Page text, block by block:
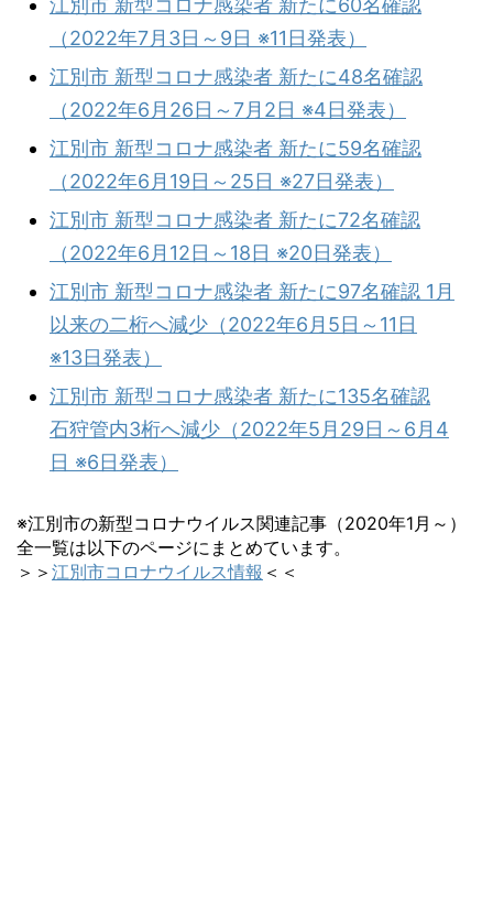
江別市 新型コロナ感染者 新たに60名確認
（2022年7月3日～9日 ※11日発表）
江別市 新型コロナ感染者 新たに48名確認
（2022年6月26日～7月2日 ※4日発表）
江別市 新型コロナ感染者 新たに59名確認
（2022年6月19日～25日 ※27日発表）
江別市 新型コロナ感染者 新たに72名確認
（2022年6月12日～18日 ※20日発表）
江別市 新型コロナ感染者 新たに97名確認 1月
以来の二桁へ減少（2022年6月5日～11日
※13日発表）
江別市 新型コロナ感染者 新たに135名確認
石狩管内3桁へ減少（2022年5月29日～6月4
日 ※6日発表）
※江別市の新型コロナウイルス関連記事（2020年1月～）
全一覧は以下のページにまとめています。
＞＞ 江別市コロナウイルス情報 ＜＜